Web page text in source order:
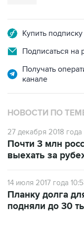
Купить
Подписаться на
Получать
канале
НОВОСТИ ПО
27 декабря 2018 года
Почти 3 млн
выехать за
14 июля 2017 года
Планку долга
подняли до 30